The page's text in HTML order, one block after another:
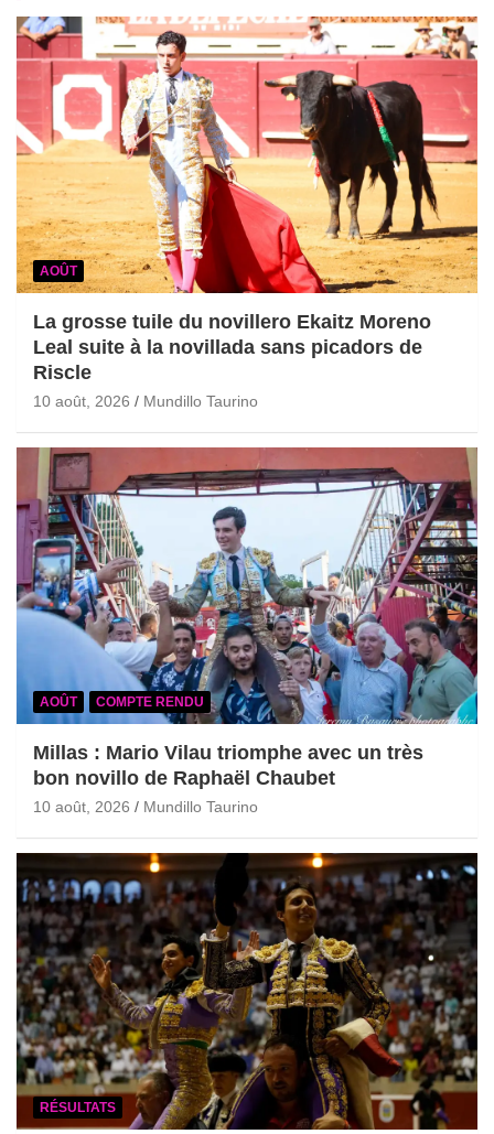
AOÛT
La grosse tuile du novillero Ekaitz Moreno
Leal suite à la novillada sans picadors de
Riscle
10 août, 2026 Mundillo Taurino
AOÛT COMPTE RENDU
Millas : Mario Vilau triomphe avec un très
bon novillo de Raphaël Chaubet
10 août, 2026 Mundillo Taurino
RÉSULTATS